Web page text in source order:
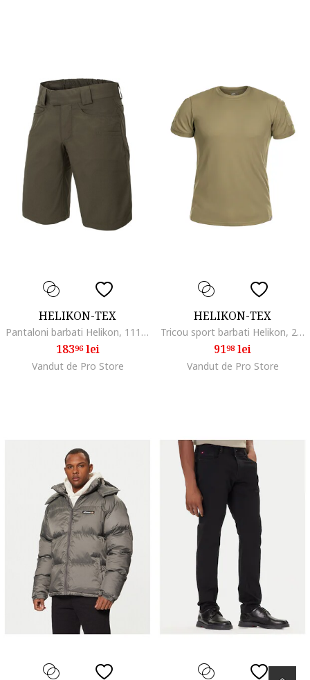
HELIKON-TEX
Pantaloni barbati Helikon, 1113, Poliester/Bumbac, Verde inchis
18396lei
Vandut de Pro Store
HELIKON-TEX
Tricou sport barbati Helikon, 2197, Poliester, Kaki
9198 lei
Vandut de Pro Store